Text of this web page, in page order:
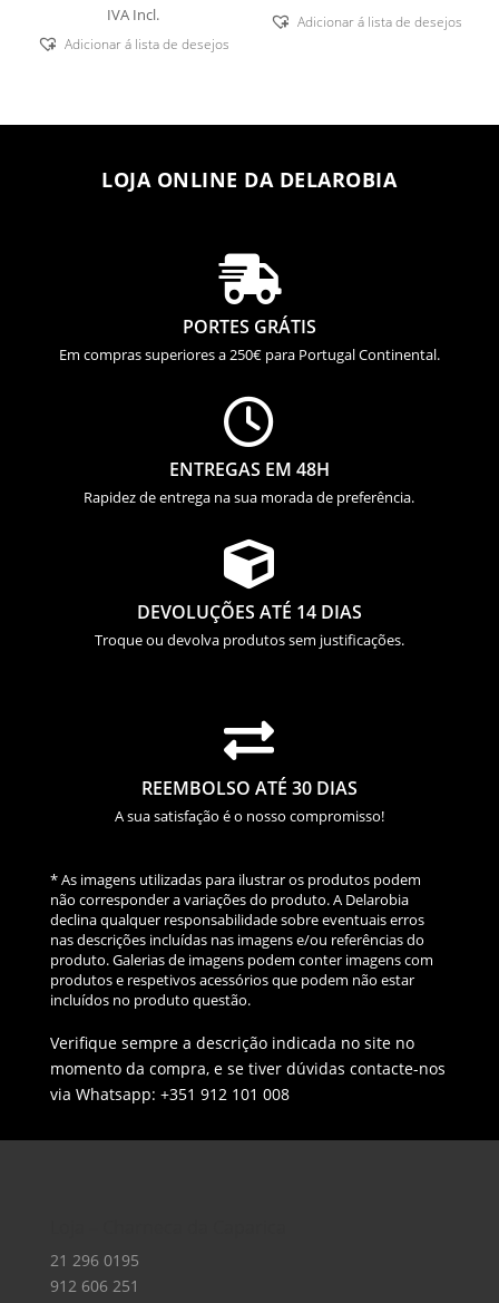
IVA Incl.
Adicionar á lista de desejos
Adicionar á lista de desejos
LOJA ONLINE DA DELAROBIA

PORTES GRÁTIS
Em compras superiores a 250€ para Portugal Continental.

ENTREGAS EM 48H
Rapidez de entrega na sua morada de preferência.

DEVOLUÇÕES ATÉ 14 DIAS
Troque ou devolva produtos sem justificações.

REEMBOLSO ATÉ 30 DIAS
A sua satisfação é o nosso compromisso!
* As imagens utilizadas para ilustrar os produtos podem
não corresponder a variações do produto. A Delarobia
declina qualquer responsabilidade sobre eventuais erros
nas descrições incluídas nas imagens e/ou referências do
produto. Galerias de imagens podem conter imagens com
produtos e respetivos acessórios que podem não estar
incluídos no produto questão.
Verifique sempre a descrição indicada no site no
momento da compra, e se tiver dúvidas contacte-nos
via Whatsapp: +351 912 101 008
21 296 0195
912 606 251